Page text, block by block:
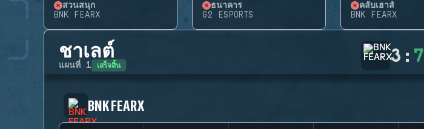
สวนสนุก
BNK FEARX
ธนาคาร
G2 ESPORTS
คลับเฮาส์
BNK FEARX
ชาเลต์
แผนที่ 1 เสร็จสิ้น 3 : 7
BNK FEARX